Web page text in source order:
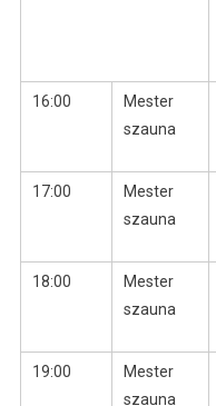
16:00
Mester
szauna
17:00
Mester
szauna
18:00
Mester
szauna
19:00
Mester
szauna